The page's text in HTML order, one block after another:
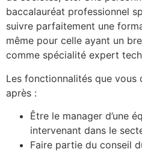
baccalauréat professionnel
suivre parfaitement une
même pour celle ayant un
comme spécialité expert
Les fonctionnalités que vous
après :
Être le manager d’une
intervenant dans le
Faire partie du conseil